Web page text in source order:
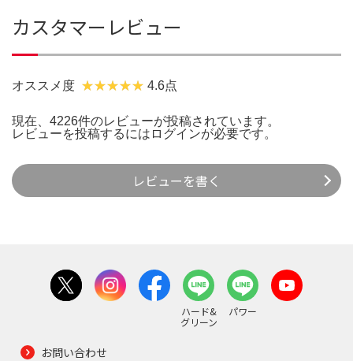
カスタマーレビュー
オススメ度 4.6点
現在、4226件のレビューが投稿されています。
レビューを投稿するには ログインが必要です。
レビューを書く
ハード&
グリーン
パワー
お問い合わせ